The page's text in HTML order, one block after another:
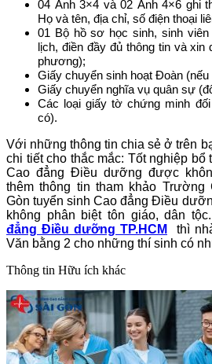
04 Ảnh 3×4 và 02 Ảnh 4×6 ghi
Họ và tên, địa chỉ, số điện thoại
01 Bộ hồ sơ học sinh, sinh
lịch, điền đầy đủ thông tin và
phương);
Giấy chuyển sinh hoạt Đoàn (nếu
Giấy chuyển nghĩa vụ quân sự
Các loại giấy tờ chứng minh
có).
Với những thông tin chia sẻ ở trên
chi tiết cho thắc mắc: Tốt nghiệp bổ
Cao đẳng Điều dưỡng được
thêm thông tin tham khảo
Gòn tuyển sinh Cao đẳng Điều
không phân biệt tôn giáo, dân
đẳng Điều dưỡng TP.HCM
thì
Văn bằng 2 cho những thí sinh có
Thông tin Hữu ích khác